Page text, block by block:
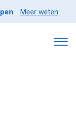
Meer weten